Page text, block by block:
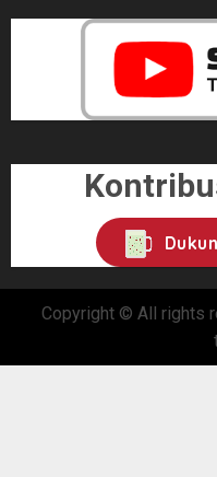
Copyright © All rights